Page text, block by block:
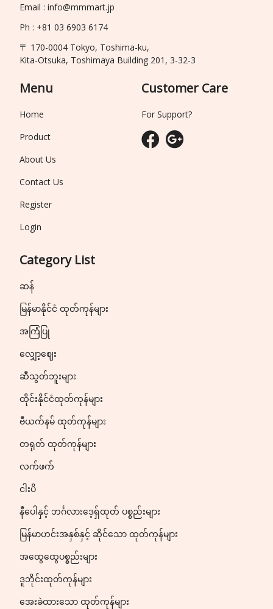
Email : info@mmmart.jp
Ph : +81 03 6903 6174
〒 170-0004 Tokyo, Toshima-ku,
Kita-Otsuka, Toshimaya Building 201, 3-32-3
Menu
Home
Product
About Us
Contact Us
Register
Login
Category List
ဆန်
မြန်မာနိုင်ငံ ထုတ်ကုန်များ
အကြံပြု
လျှော့ဈေး
ဆီသွတ်ဘူးများ
ထိုင်းနိုင်ငံထုတ်ကုန်များ
ဗီယက်နမ် ထုတ်ကုန်များ
တရုတ် ထုတ်ကုန်များ
လက်ဖက်
ငါးပိ
နီပေါနှင့် ဘင်္ဂလားဒေ့ရှ်ထုတ် ပစ္စည်းများ
မြန်မာဟင်းအနှစ်နှင့် ဆိုင်သော ထုတ်ကုန်များ
အထွေထွေပစ္စည်းများ
ဒူဘိုင်းထုတ်ကုန်များ
အေးခဲထားသော ထုတ်ကုန်များ
Customer Care
For Support?